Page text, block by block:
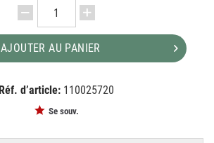
AJOUTER AU PANIER
Réf. d’article: 110025720
Se souv.